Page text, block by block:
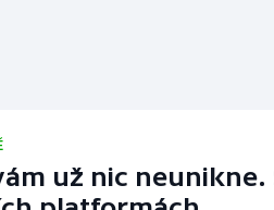
už nic neunikne.